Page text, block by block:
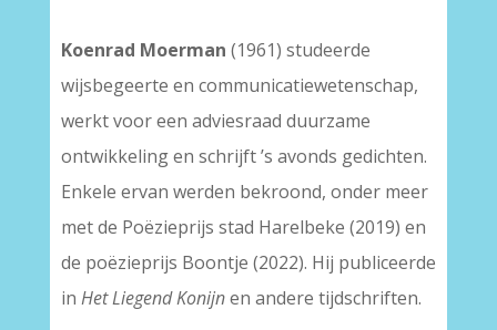
Koenrad Moerman (1961) studeerde
wijsbegeerte en communicatiewetenschap,
werkt voor een adviesraad duurzame
ontwikkeling en schrijft ’s avonds gedichten.
Enkele ervan werden bekroond, onder meer
met de Poëzieprijs stad Harelbeke (2019) en
de poëzieprijs Boontje (2022). Hij publiceerde
in Het Liegend Konijnen andere tijdschriften.